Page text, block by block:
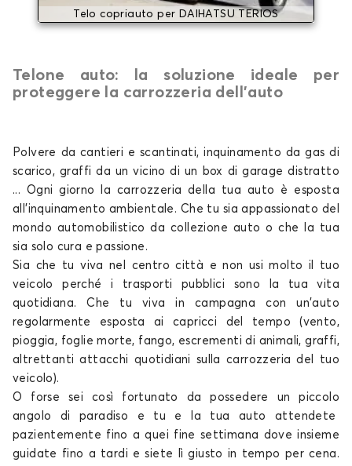
Telo copriauto per DAIHATSU TERIOS
Telone auto: la soluzione ideale per
proteggere la carrozzeria dell’auto
Polvere da cantieri e scantinati, inquinamento da gas di
scarico, graffi da un vicino di un box di garage distratto
... Ogni giorno la carrozzeria della tua auto è esposta
all'inquinamento ambientale. Che tu sia appassionato del
mondo automobilistico da collezione auto o che la tua
sia solo cura e passione.
Sia che tu viva nel centro città e non usi molto il tuo
veicolo perché i trasporti pubblici sono la tua vita
quotidiana. Che tu viva in campagna con un'auto
regolarmente esposta ai capricci del tempo (vento,
pioggia, foglie morte, fango, escrementi di animali, graffi,
altrettanti attacchi quotidiani sulla carrozzeria del tuo
veicolo).
O forse sei così fortunato da possedere un piccolo
angolo di paradiso e tu e la tuaauto
attendete
pazientemente fino a quei fine settimana dove insieme
guidate fino a tardi e siete lì giusto in tempo per cena.